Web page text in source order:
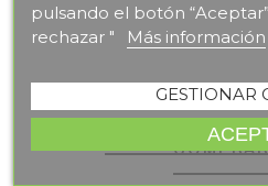
pulsando el botón
rechazar "
Más información
GESTIONAR
OTROSfavorite_border